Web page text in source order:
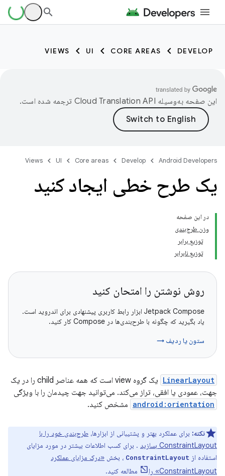
DEVELOP
CORE AREAS
UI
VIEWS
این صفحه به‌وسیله ترجمه شده است.
Android Developers
Develop
Core areas
UI
Views
یک طرح خطی ایجاد کنید
در این صفحه
وزن طرح‌بندی
توزیع برابر
توزیع نابرابر
روش نوشتن را امتحان کنید
Jetpack Compose ابزار رابط کاربری پیشنهادی برای اندروید است.
یاد بگیرید که چگونه با طرح‌بندی‌ها در Compose کار کنید.
ستون یا ردیف →
LinearLayout
یک گروه view است که همه عناصر child را در یک
جهت، عمودی یا افقی، تراز می‌کند. می‌توانید جهت چیدمان را با ویژگی
android:orientation مشخص کنید.
نکته: برای عملکرد بهتر و پشتیبانی از ابزارها، طرح‌بندی خود را با
ConstraintLayout بسازید
. برای کسب اطلاعات بیشتر در مورد مزایای
استفاده از ConstraintLayout ، بخش «درک مزایای عملکرد
ConstraintLayout» را
مطالعه کنید.